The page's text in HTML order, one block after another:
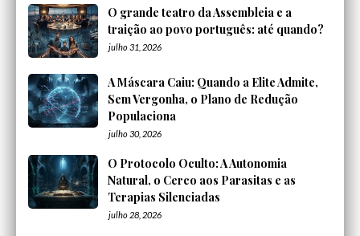
O grande teatro da Assembleia e a
traição ao povo português: até quando?
julho 31, 2026
A Máscara Caiu: Quando a Elite Admite,
Sem Vergonha, o Plano de Redução
Populaciona
julho 30, 2026
O Protocolo Oculto: A Autonomia
Natural, o Cerco aos Parasitas e as
Terapias Silenciadas
julho 28, 2026